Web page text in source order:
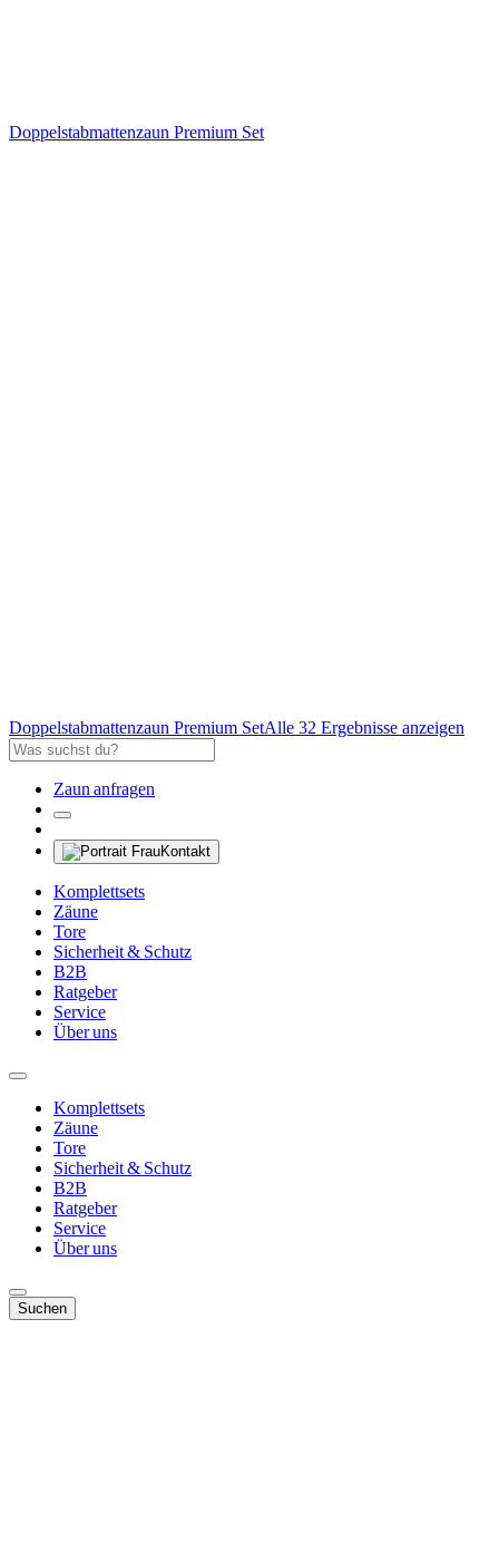
Doppelstabmattenzaun Premium Set
Doppelstabmattenzaun Premium SetAlle 32 Ergebnisse anzeigen
Zaun anfragen
Kontakt
Komplettsets
Zäune
Tore
Sicherheit & Schutz
B2B
Ratgeber
Service
Über uns
Komplettsets
Zäune
Tore
Sicherheit & Schutz
B2B
Ratgeber
Service
Über uns
Suchen